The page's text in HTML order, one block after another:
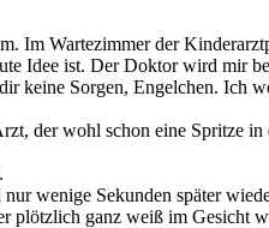
Im Wartezimmer der
Idee ist. Der Doktor wird mir
keine Sorgen, Engelchen. Ich
der wohl schon eine Spritze
wenige Sekunden später
plötzlich ganz weiß im Gesicht